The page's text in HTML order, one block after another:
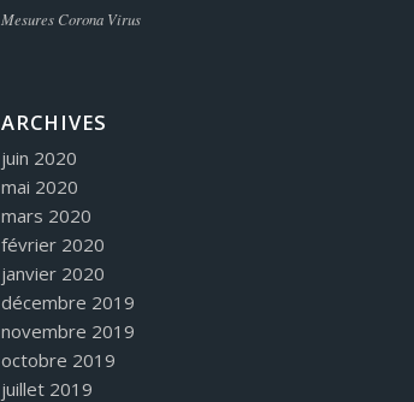
Mesures Corona Virus
ARCHIVES
juin 2020
mai 2020
mars 2020
février 2020
janvier 2020
décembre 2019
novembre 2019
octobre 2019
juillet 2019